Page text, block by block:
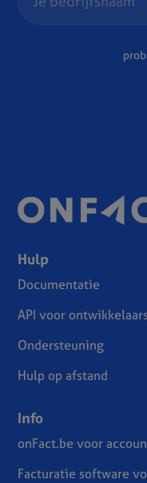
Hulp
Documentatie
API voor
Ondersteuning
Hulp op afstand
Info
onFact.be voor
Facturatie software